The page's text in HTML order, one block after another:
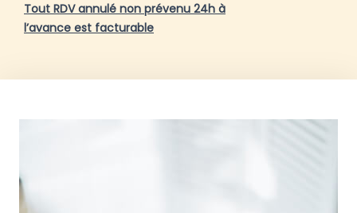
Tout RDV annulé non prévenu 24h à
l’avance est facturable